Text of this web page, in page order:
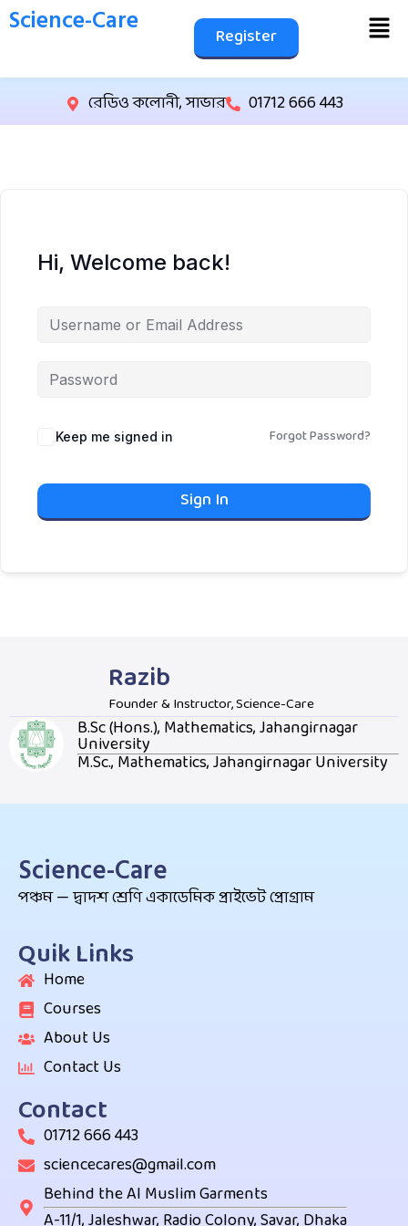
Science-Care Register
রেডিও কলোনী, সাভার 01712 666 443
Hi, Welcome back!
Keep me signed in Forgot Password?
Sign In
Razib
Founder & Instructor, Science-Care
B.Sc (Hons.), Mathematics, Jahangirnagar
University
M.Sc., Mathematics, Jahangirnagar University
Science-Care
পঞ্চম — দ্বাদশ শ্রেণি একাডেমিক প্রাইভেট প্রোগ্রাম
Quik Links
Home
Courses
About Us
Contact Us
Contact
01712 666 443
sciencecares@gmail.com
Behind the Al Muslim Garments